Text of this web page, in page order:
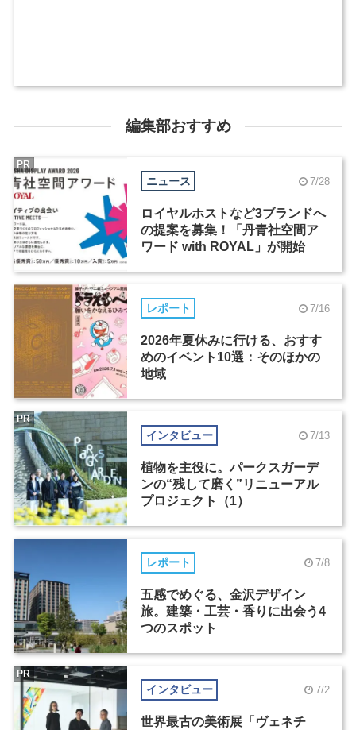
編集部おすすめ
ニュース 7/28
ロイヤルホストなど3ブランドへ
の提案を募集！「丹青社空間ア
ワード with ROYAL」が開始
PR
レポート 7/16
2026年夏休みに行ける、おすす
めのイベント10選：そのほかの
地域
インタビュー 7/13
植物を主役に。パークスガーデ
ンの“残して磨く”リニューアル
プロジェクト（1）
PR
レポート 7/8
五感でめぐる、金沢デザイン
旅。建築・工芸・香りに出会う4
つのスポット
インタビュー 7/2
世界最古の美術展「ヴェネチ
PR